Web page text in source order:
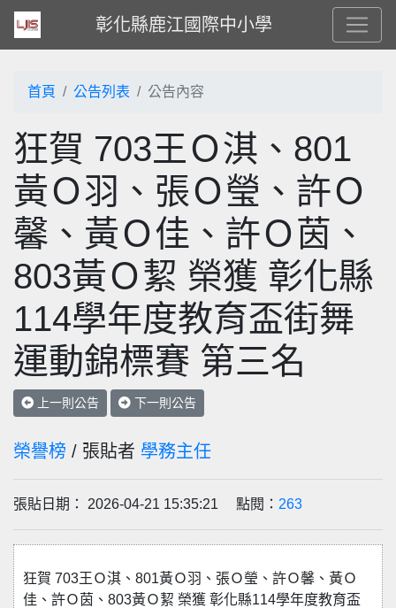
彰化縣鹿江國際中小學
首頁 公告列表 公告內容
狂賀 703王Ｏ淇、801
黃Ｏ羽、張Ｏ瑩、許Ｏ
馨、黃Ｏ佳、許Ｏ茵、
803黃Ｏ絜 榮獲 彰化縣
114學年度教育盃街舞
運動錦標賽 第三名
上一則公告 下一則公告
榮譽榜 / 張貼者 學務主任
張貼日期： 2026-04-21 15:35:21 點閱： 263
狂賀 703王Ｏ淇、801黃Ｏ羽、張Ｏ瑩、許Ｏ馨、黃Ｏ
佳、許Ｏ茵、803黃Ｏ絜 榮獲 彰化縣114學年度教育盃